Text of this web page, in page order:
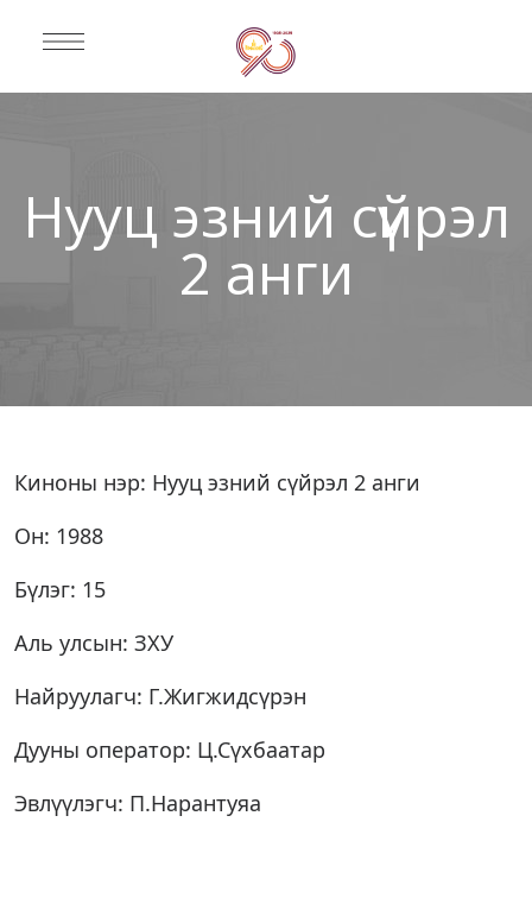
Нууц эзний сүйрэл
2 анги
Киноны нэр: Нууц эзний сүйрэл 2 анги
Он: 1988
Бүлэг: 15
Аль улсын: ЗХУ
Найруулагч: Г.Жигжидсүрэн
Дууны оператор: Ц.Сүхбаатар
Эвлүүлэгч: П.Нарантуяа